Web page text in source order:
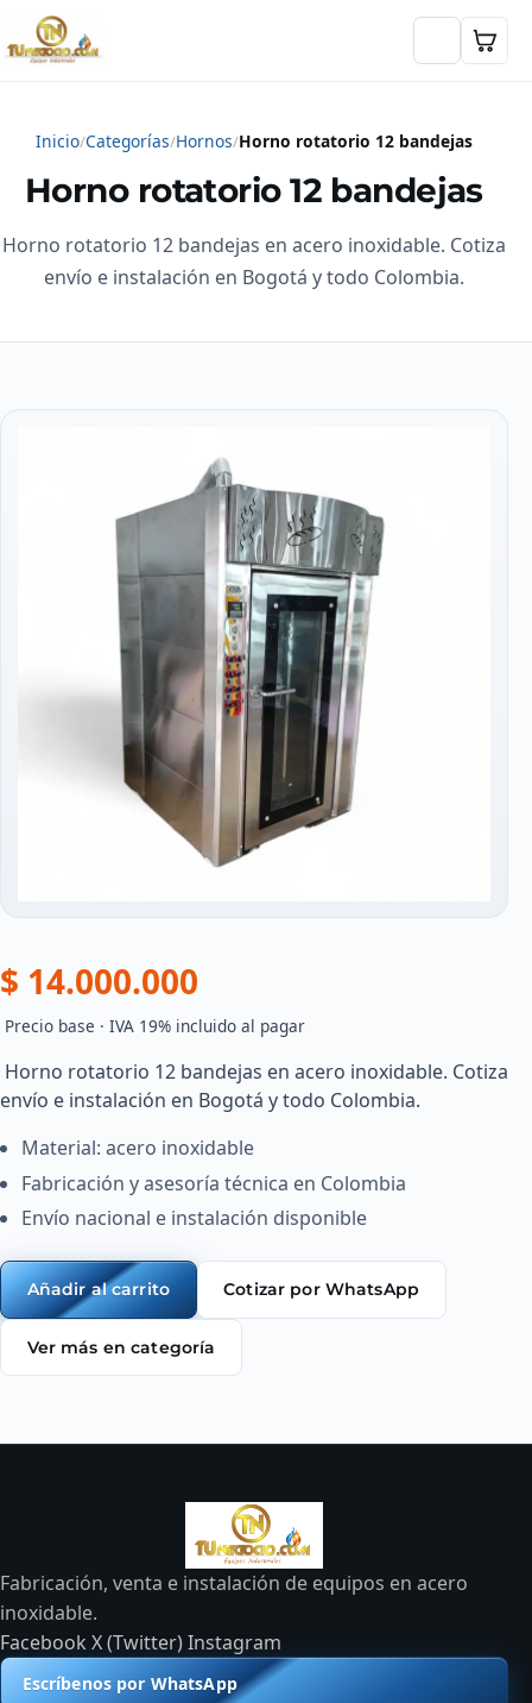
Inicio Categorías Hornos Horno rotatorio 12 bandejas
Horno rotatorio 12 bandejas
Horno rotatorio 12 bandejas en acero inoxidable. Cotiza
envío e instalación en Bogotá y todo Colombia.
$ 14.000.000
Precio base · IVA 19% incluido al pagar
envío e instalación en Bogotá y todo Colombia.
Material: acero inoxidable
Fabricación y asesoría técnica en Colombia
Envío nacional e instalación disponible
Añadir al carrito Cotizar por WhatsApp
Ver más en categoría
Fabricación, venta e instalación de equipos en acero
inoxidable.
FacebookX (Twitter)Instagram
Escríbenos por WhatsApp